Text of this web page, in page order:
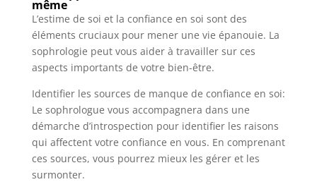
même
L’estime de soi et la confiance en soi sont des
éléments cruciaux pour mener une vie épanouie. La
sophrologie peut vous aider à travailler sur ces
aspects importants de votre bien-être.
Identifier les sources de manque de confiance en soi:
Le sophrologue vous accompagnera dans une
démarche d’introspection pour identifier les raisons
qui affectent votre confiance en vous. En comprenant
ces sources, vous pourrez mieux les gérer et les
surmonter.